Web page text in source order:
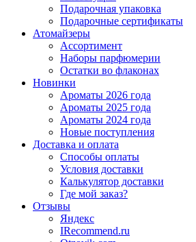
Подарочная упаковка
Подарочные сертификаты
Атомайзеры
Ассортимент
Наборы парфюмерии
Остатки во флаконах
Новинки
Ароматы 2026 года
Ароматы 2025 года
Ароматы 2024 года
Новые поступления
Доставка и оплата
Способы оплаты
Условия доставки
Калькулятор доставки
Где мой заказ?
Отзывы
Яндекс
IRecommend.ru